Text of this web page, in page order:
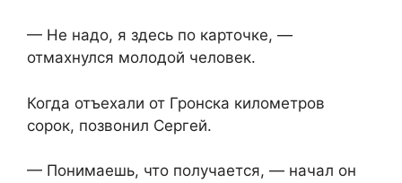
— Не надо, я здесь по карточке, —
отмахнулся молодой человек.
Когда отъехали от Гронска километров
сорок, позвонил Сергей.
— Понимаешь, что получается, — начал он